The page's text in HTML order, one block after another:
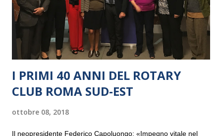
I PRIMI 40 ANNI DEL ROTARY
CLUB ROMA SUD-EST
ottobre 08, 2018
Il neopresidente Federico Capoluongo: «Impegno vitale nel